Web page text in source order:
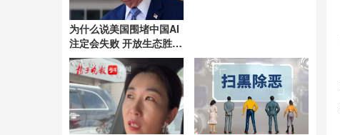
为什么说美国围堵中国AI
注定会失败 开放生态胜封
闭垄断